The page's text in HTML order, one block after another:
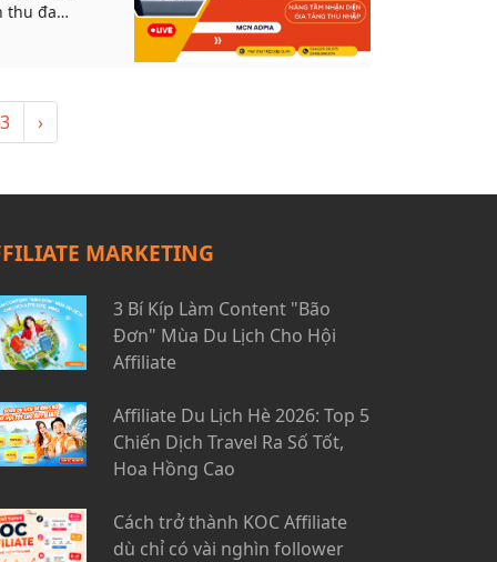
thu đa
trên
›
MARKETING
3 Bí Kíp Làm Content "Bão
Đơn" Mùa Du Lịch Cho Hội
Affiliate
Affiliate Du Lịch Hè 2026: Top 5
Chiến Dịch Travel Ra Số Tốt,
Hoa Hồng Cao
Cách trở thành KOC Affiliate
dù chỉ có vài nghìn follower